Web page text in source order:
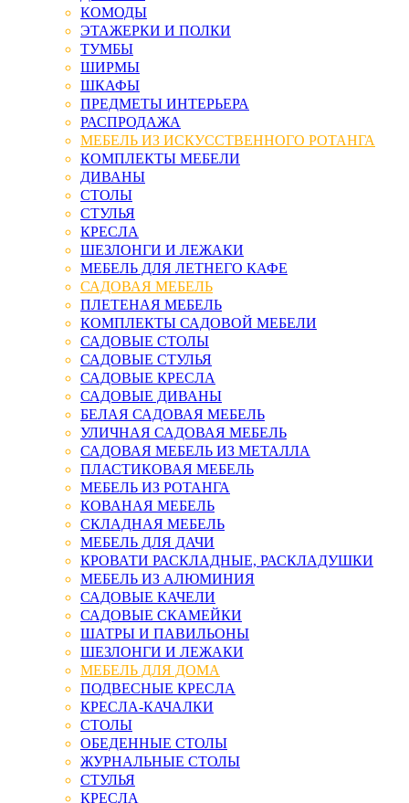
КОМОДЫ
ЭТАЖЕРКИ И ПОЛКИ
ТУМБЫ
ШИРМЫ
ШКАФЫ
ПРЕДМЕТЫ ИНТЕРЬЕРА
РАСПРОДАЖА
МЕБЕЛЬ ИЗ ИСКУССТВЕННОГО РОТАНГА
КОМПЛЕКТЫ МЕБЕЛИ
ДИВАНЫ
СТОЛЫ
СТУЛЬЯ
КРЕСЛА
ШЕЗЛОНГИ И ЛЕЖАКИ
МЕБЕЛЬ ДЛЯ ЛЕТНЕГО КАФЕ
САДОВАЯ МЕБЕЛЬ
ПЛЕТЕНАЯ МЕБЕЛЬ
КОМПЛЕКТЫ САДОВОЙ МЕБЕЛИ
САДОВЫЕ СТОЛЫ
САДОВЫЕ СТУЛЬЯ
САДОВЫЕ КРЕСЛА
САДОВЫЕ ДИВАНЫ
БЕЛАЯ САДОВАЯ МЕБЕЛЬ
УЛИЧНАЯ САДОВАЯ МЕБЕЛЬ
САДОВАЯ МЕБЕЛЬ ИЗ МЕТАЛЛА
ПЛАСТИКОВАЯ МЕБЕЛЬ
МЕБЕЛЬ ИЗ РОТАНГА
КОВАНАЯ МЕБЕЛЬ
СКЛАДНАЯ МЕБЕЛЬ
МЕБЕЛЬ ДЛЯ ДАЧИ
КРОВАТИ РАСКЛАДНЫЕ, РАСКЛАДУШКИ
МЕБЕЛЬ ИЗ АЛЮМИНИЯ
САДОВЫЕ КАЧЕЛИ
САДОВЫЕ СКАМЕЙКИ
ШАТРЫ И ПАВИЛЬОНЫ
ШЕЗЛОНГИ И ЛЕЖАКИ
МЕБЕЛЬ ДЛЯ ДОМА
ПОДВЕСНЫЕ КРЕСЛА
КРЕСЛА-КАЧАЛКИ
СТОЛЫ
ОБЕДЕННЫЕ СТОЛЫ
ЖУРНАЛЬНЫЕ СТОЛЫ
СТУЛЬЯ
КРЕСЛА